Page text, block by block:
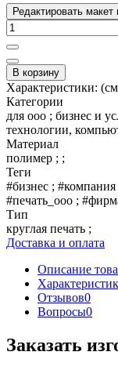
Редактировать макет
В корзину
Характеристики:
Категории
для ооо ; бизнес и
технологии,
Материал
полимер ; ;
Теги
#бизнес ;
#печать_ооо ;
Тип
круглая печать ;
Доставка и оплата
Описание
Отзывов0
Вопросы0
Заказать